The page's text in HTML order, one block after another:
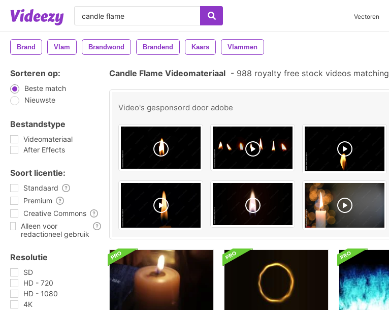
Vectoren
Brand Vlam Brandwond Brandend Kaars Vlammen
Sorteren op:
Beste match
Nieuwste
Bestandstype
Videomateriaal
After Effects
Soort licentie:
Standaard
Premium
Creative Commons
Alleen voor
redactioneel gebruik
Resolutie
SD
HD - 720
HD - 1080
4K
Candle Flame Videomateriaal - 988 royalty free stock videos matching
Video's gesponsord door adobe